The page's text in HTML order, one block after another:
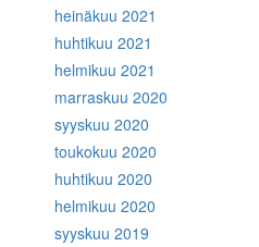
heinäkuu 2021
huhtikuu 2021
helmikuu 2021
marraskuu 2020
syyskuu 2020
toukokuu 2020
huhtikuu 2020
helmikuu 2020
syyskuu 2019